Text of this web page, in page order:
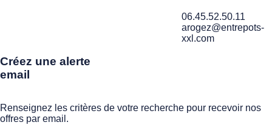
06.45.52.50.11
arogez@entrepots-
xxl.com
Créez une alerte
email
Renseignez les critères de votre recherche pour recevoir nos
offres par email.